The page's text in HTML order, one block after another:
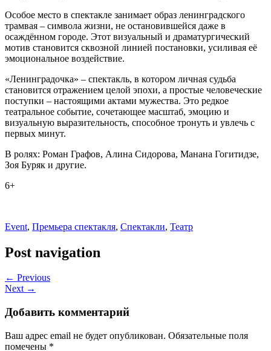
Особое место в спектакле занимает образ ленинградского
трамвая – символа жизни, не остановившейся даже в
осаждённом городе. Этот визуальный и драматургический
мотив становится сквозной линией постановки, усиливая её
эмоциональное воздействие.
«Ленинградочка» – спектакль, в котором личная судьба
становится отражением целой эпохи, а простые человеческие
поступки – настоящими актами мужества. Это редкое
театральное событие, сочетающее масштаб, эмоцию и
визуальную выразительность, способное тронуть и увлечь с
первых минут.
В ролях: Роман Графов, Алина Сидорова, Манана Гогитидзе,
Зоя Буряк и другие.
6+
Event, Премьера спектакля, Спектакли, Театр
Post navigation
← Previous
Next →
Добавить комментарий
Ваш адрес email не будет опубликован. Обязательные поля
помечены *